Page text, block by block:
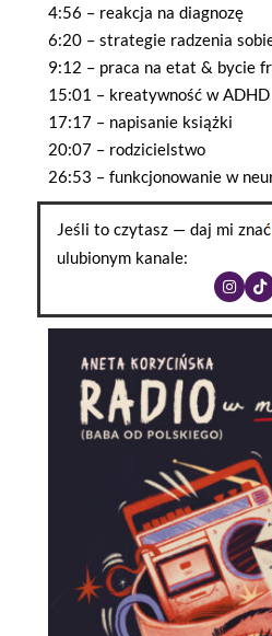
4:56 – reakcja na diagnozę
6:20 – strategie radzenia
9:12 – praca na etat & bycie
15:01 – kreatywność w ADHD
17:17 – napisanie książki
20:07 – rodzicielstwo
26:53 – funkcjonowanie w
Jeśli to czytasz — daj mi znać
ulubionym kanale: